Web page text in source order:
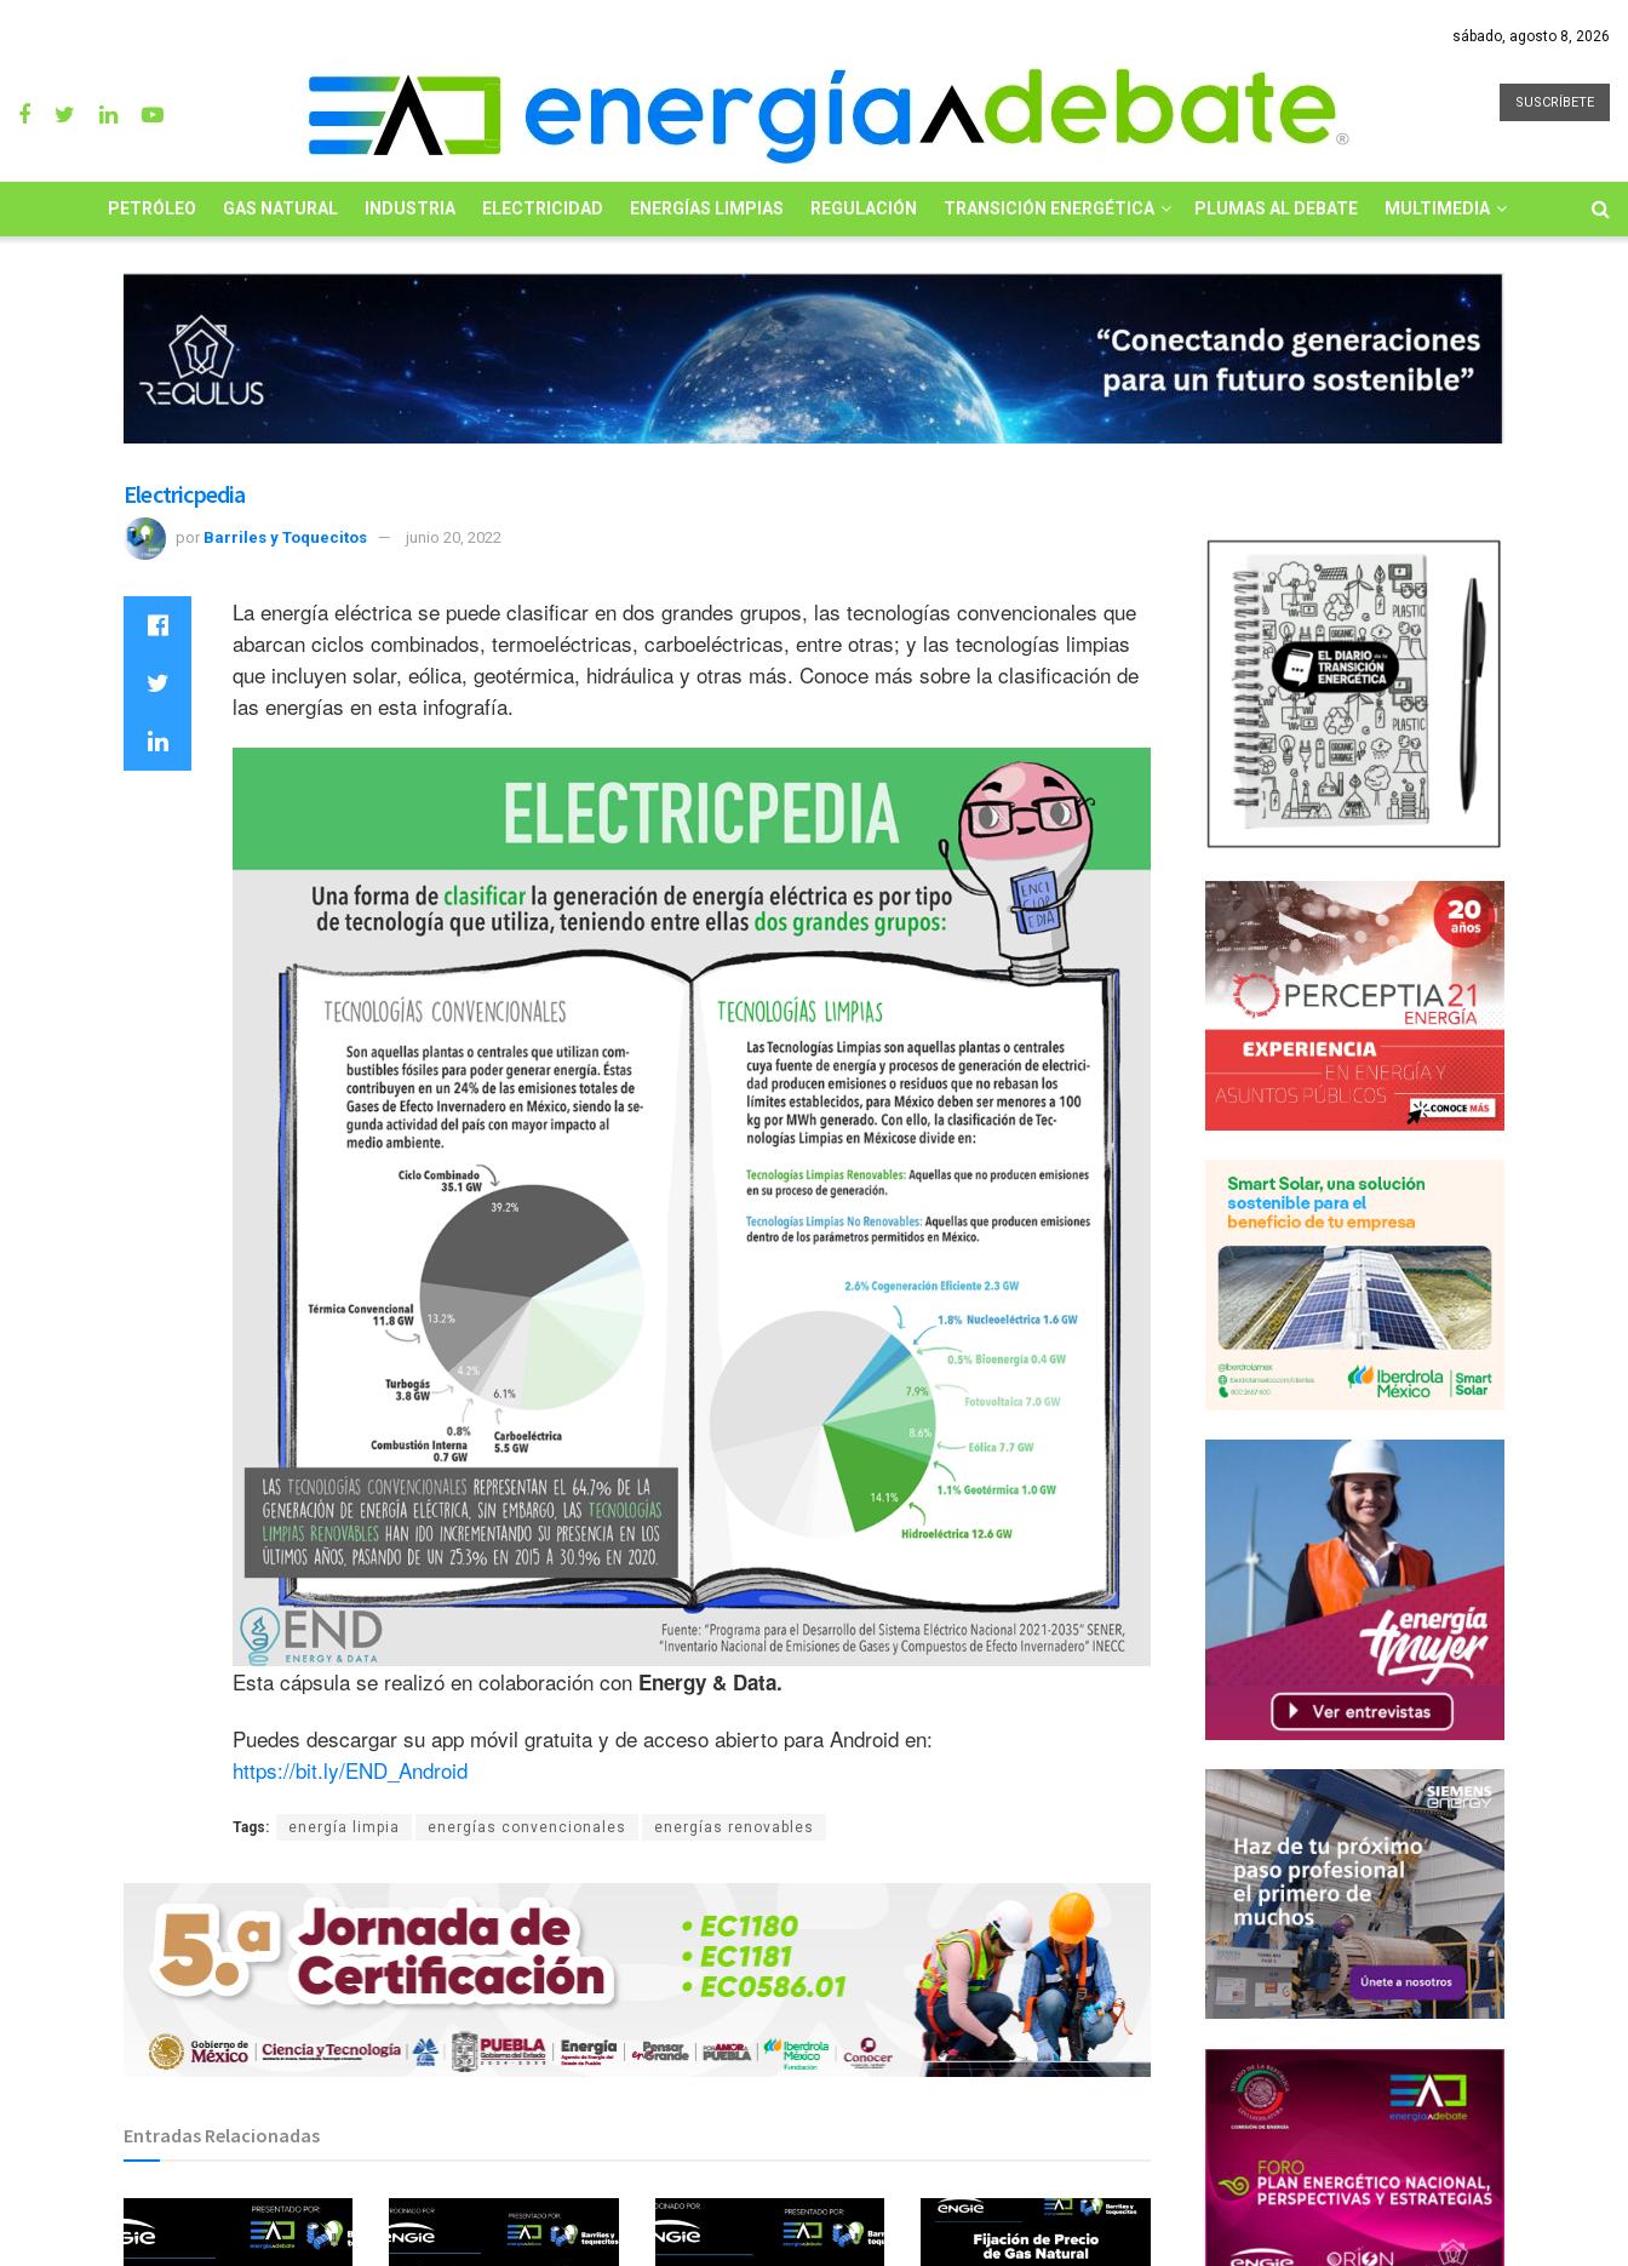
sábado, agosto 8, 2026
SUSCRÍBETE
PETRÓLEO GAS NATURAL INDUSTRIA ELECTRICIDAD ENERGÍAS LIMPIAS REGULACIÓN TRANSICIÓN ENERGÉTICA PLUMAS AL DEBATE MULTIMEDIA
Electricpedia
por Barriles y Toquecitos junio 20, 2022
La energía eléctrica se puede clasificar en dos grandes grupos, las tecnologías convencionales que
abarcan ciclos combinados, termoeléctricas, carboeléctricas, entre otras; y las tecnologías limpias
que incluyen solar, eólica, geotérmica, hidráulica y otras más. Conoce más sobre la clasificación de
las energías en esta infografía.
Esta cápsula se realizó en colaboración con Energy & Data.
Puedes descargar su app móvil gratuita y de acceso abierto para Android en:
https://bit.ly/END_Android
Tags: energía limpia energías convencionales energías renovables
Entradas Relacionadas